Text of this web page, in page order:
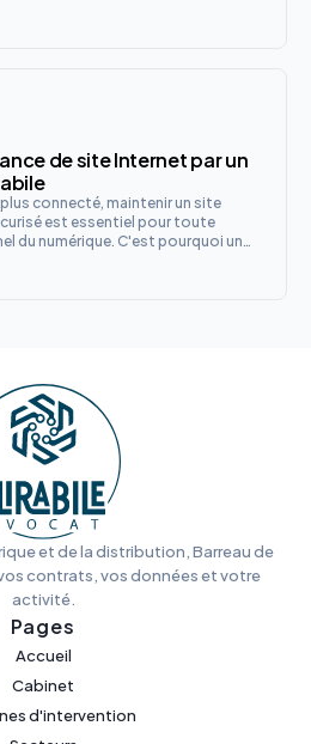
de site Internet par un
connecté, maintenir un site
est essentiel pour toute
du numérique. C'est pourquoi un
et de la distribution, Barreau de
contrats, vos données et votre
activité.
Pages
Accueil
Cabinet
d'intervention